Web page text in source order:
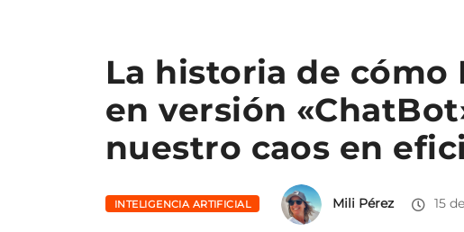
La historia de cómo
en versión
nuestro caos en
INTELIGENCIA ARTIFICIAL Mili Pérez 15